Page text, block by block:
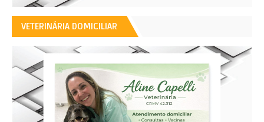
VETERINÁRIA DOMICILIAR